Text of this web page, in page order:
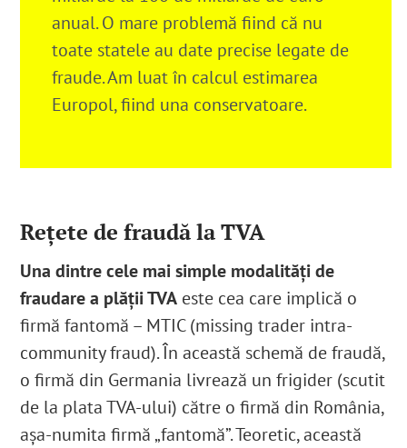
anual.O mare problemă fiind că nu
toate statele au date precise legate de
fraude. Am luat în calcul estimarea
Europol, fiind una conservatoare.
Rețete de fraudă la TVA
Una dintre cele mai simple modalități de
fraudare a plății TVA este cea care implică o
firmă fantomă – MTIC (missing trader intra-
community fraud). În această schemă de fraudă,
o firmă din Germania livrează un frigider (scutit
de la plata TVA-ului) către o firmă din România,
așa-numita firmă „fantomă”. Teoretic, această